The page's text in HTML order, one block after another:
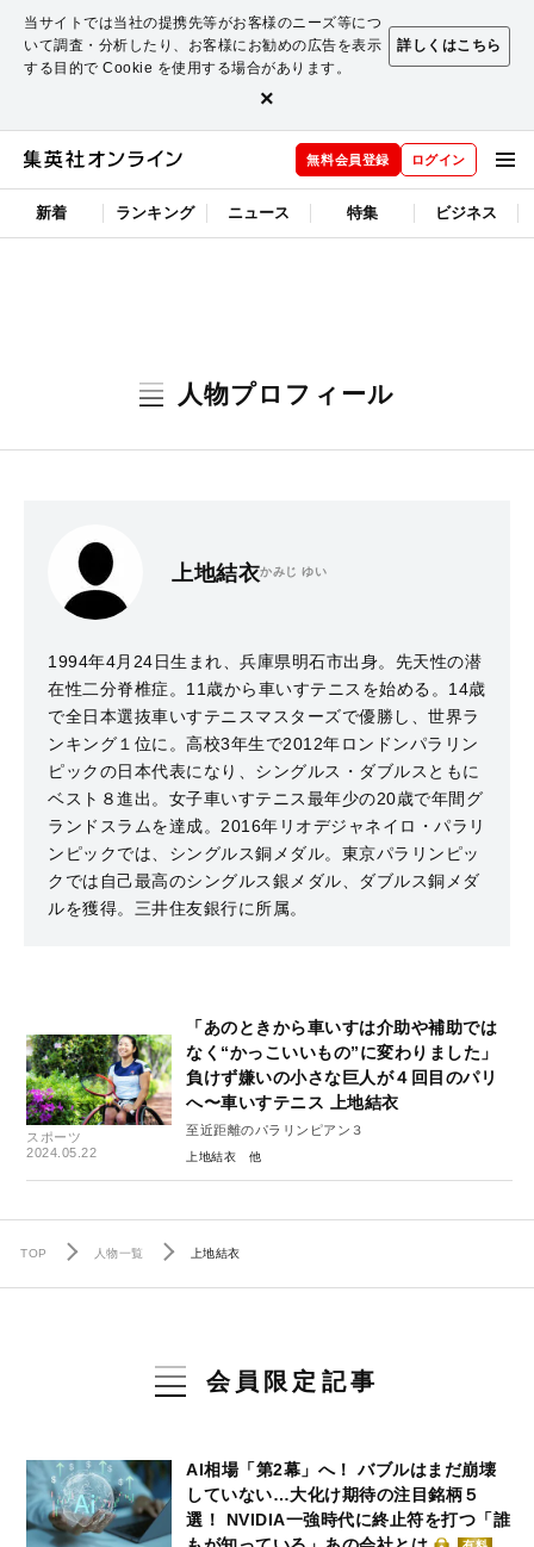
当サイトでは当社の提携先等がお客様のニーズ等につ
いて調査・分析したり、お客様にお勧めの広告を表示
する目的で Cookie を使用する場合があります。
詳しくはこちら
×
無料会員登録 ログイン
新着 ランキング ニュース 特集 ビジネス
人物プロフィール
上地結衣かみじ ゆい
1994年4月24日生まれ、兵庫県明石市出身。先天性の潜
在性二分脊椎症。11歳から車いすテニスを始める。14歳
で全日本選抜車いすテニスマスターズで優勝し、世界ラ
ンキング１位に。高校3年生で2012年ロンドンパラリン
ピックの日本代表になり、シングルス・ダブルスともに
ベスト８進出。女子車いすテニス最年少の20歳で年間グ
ランドスラムを達成。2016年リオデジャネイロ・パラリ
ンピックでは、シングルス銅メダル。東京パラリンピッ
クでは自己最高のシングルス銀メダル、ダブルス銅メダ
ルを獲得。三井住友銀行に所属。
スポーツ
2024.05.22
「あのときから車いすは介助や補助では
なく“かっこいいもの”に変わりました」
負けず嫌いの小さな巨人が４回目のパリ
へ〜車いすテニス 上地結衣
至近距離のパラリンピアン３
上地結衣
TOP 人物一覧 上地結衣
会員限定記事
AI相場「第2幕」へ！ バブルはまだ崩壊
していない…大化け期待の注目銘柄５
選！ NVIDIA一強時代に終止符を打つ「誰